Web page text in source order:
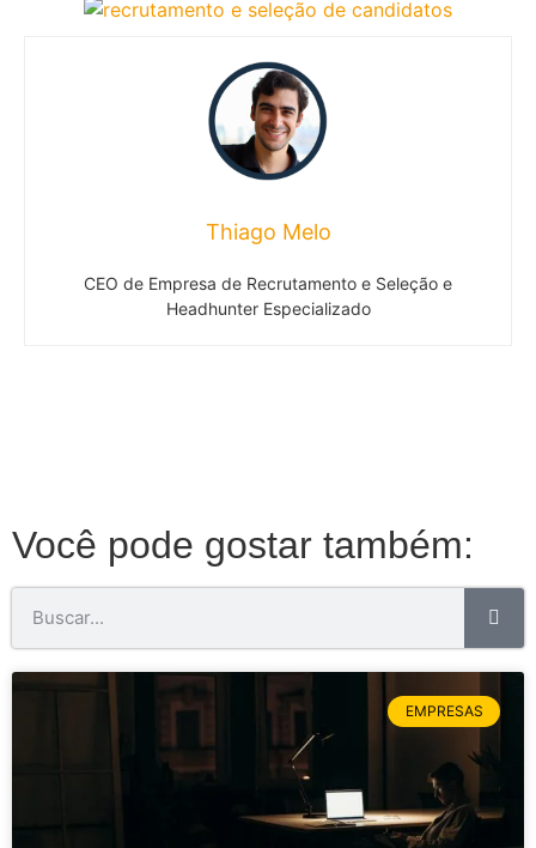
Thiago Melo
CEO de Empresa de Recrutamento e Seleção e
Headhunter Especializado
Você pode gostar também:
EMPRESAS